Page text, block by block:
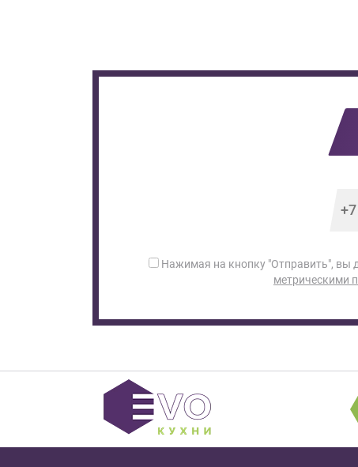
Нажимая на кнопку "Отправить", вы
метрическими